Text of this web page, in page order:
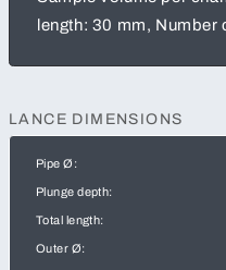
length: 30 mm, Number
LANCE DIMENSIONS
Pipe Ø:
Plunge depth:
Total length:
Outer Ø: